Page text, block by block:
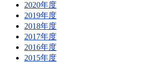
2020年度
2019年度
2018年度
2017年度
2016年度
2015年度